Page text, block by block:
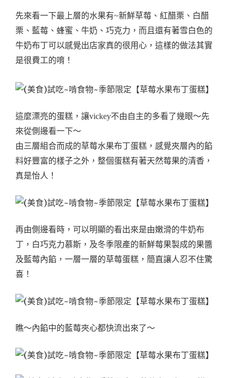
先來看一下最上層的水果有~新鮮草莓、紅醋栗、白醋
栗、藍莓、蜂蜜、牛奶、巧克力，而且還有著雪白色的
牛奶布丁可以感覺出店家真的很用心，這樣的做法其實
是很費工的唷！
這麼漂亮的蛋糕，讓vickey不由自主的多看了幾眼～先
來從側邊看一下～
由三層組合而成的草莓水果布丁蛋糕，感覺夾層內的餡
料好豐富的樣子之外，整個蛋糕有著天然莓果的清香，
真是怡人！
再由側邊看時，可以明顯的看出來是由嫩滑的牛奶布
丁，白巧克力慕斯，及冬季限產的新鮮莓果製成的果醬
及藍莓內餡，一層一層的草莓蛋糕，簡直讓人忍不住驚
喜！
瞧～內餡中的藍莓夾心都快流出來了～